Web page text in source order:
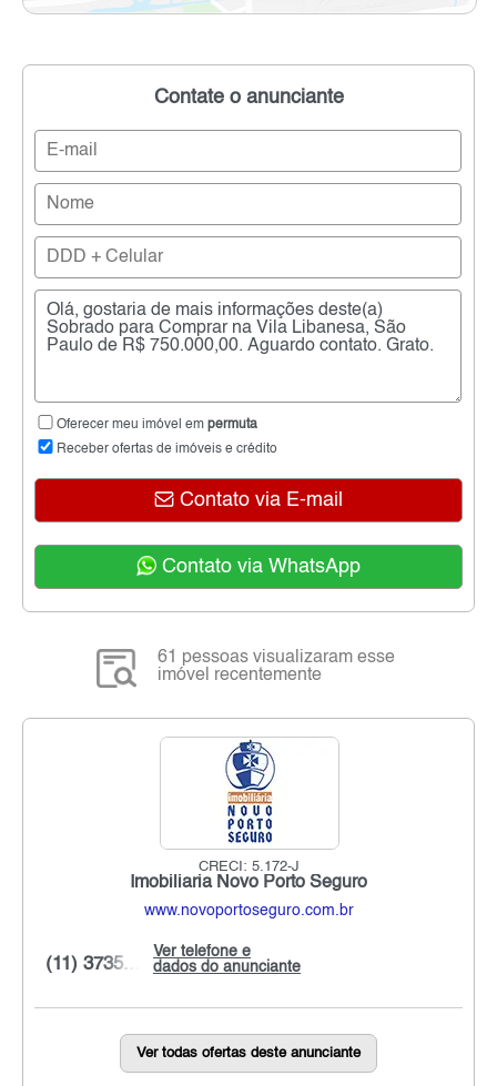
Contate o anunciante
Oferecer meu imóvel em permuta
Receber ofertas de imóveis e crédito
Contato via E-mail
Contato via WhatsApp
61 pessoas visualizaram esse
imóvel recentemente
CRECI: 5.172-J
Imobiliaria Novo Porto Seguro
www.novoportoseguro.com.br
Ver telefone e
dados do anunciante
(11) 3735...
Ver todas ofertas deste anunciante